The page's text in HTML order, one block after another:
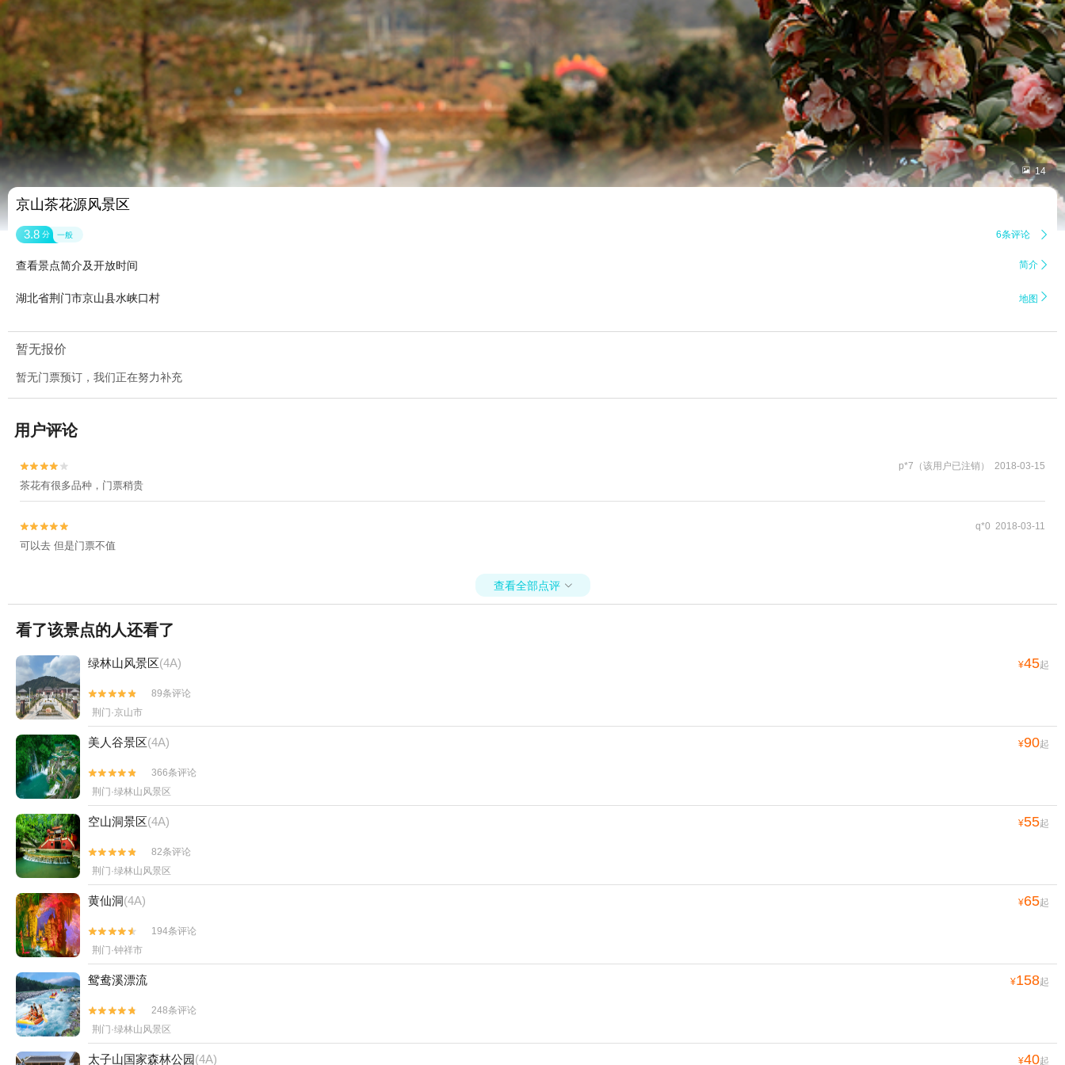
 14
京山茶花源风景区
3.8 分 一般 6条评论 
查看景点简介及开放时间 简介 
湖北省荆门市京山县水峡口村 地图 
暂无报价
暂无门票预订，我们正在努力补充
用户评论

 p*7（该用户已注销） 2018-03-15
茶花有很多品种，门票稍贵

 q*0 2018-03-11
可以去 但是门票不值
查看全部点评 
看了该景点的人还看了
绿林山风景区(4A) ¥45起


89条评论
荆门·京山市
美人谷景区(4A) ¥90起


366条评论
荆门·绿林山风景区
空山洞景区(4A) ¥55起


82条评论
荆门·绿林山风景区
黄仙洞(4A) ¥65起


194条评论
荆门·钟祥市
鸳鸯溪漂流 ¥158起


248条评论
荆门·绿林山风景区
太子山国家森林公园(4A) ¥40起